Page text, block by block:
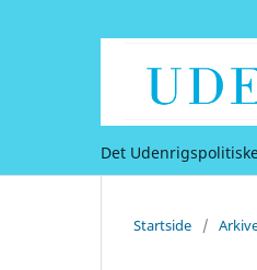
Det
Startside /